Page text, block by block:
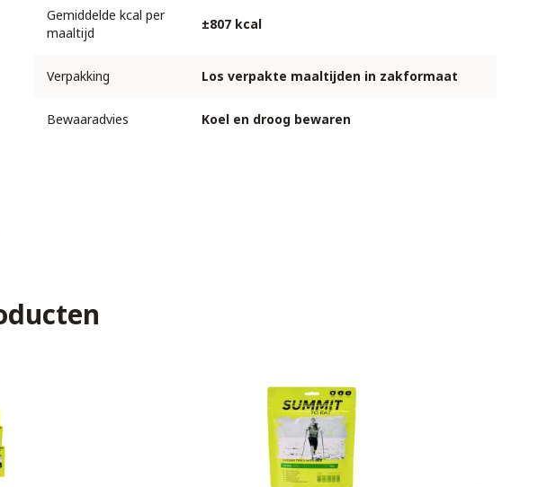
Gemiddelde kcal per
maaltijd
±807 kcal
Verpakking Los verpakte maaltijden in zakformaat
Bewaaradvies Koel en droog bewaren